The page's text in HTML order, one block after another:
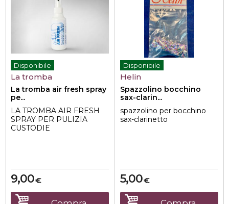
Disponibile
La tromba
La tromba air fresh spray
pe...
LA TROMBA AIR FRESH
SPRAY PER PULIZIA
CUSTODIE
€
9,00
Disponibile
Helin
Spazzolino bocchino
sax-clarin...
spazzolino per bocchino
sax-clarinetto
€
5,00